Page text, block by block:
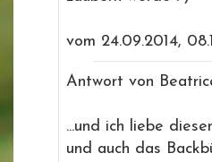
vom 24.09.2014,
Antwort von
...und ich liebe
und auch das